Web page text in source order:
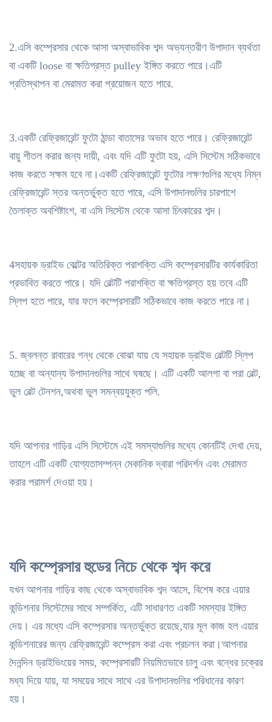
2.এসি কম্প্রেসার থেকে আসা অস্বাভাবিক শব্দ অভ্যন্তরীণ উপাদান ব্যর্থতা
বা একটি loose বা ক্ষতিগ্রস্ত pulley ইঙ্গিত করতে পারে।এটি
প্রতিস্থাপন বা মেরামত করা প্রয়োজন হতে পারে.
3.একটি রেফ্রিজারেন্ট ফুটো ঠান্ডা বাতাসের অভাব হতে পারে। রেফ্রিজারেন্ট
বায়ু শীতল করার জন্য দায়ী, এবং যদি এটি ফুটো হয়, এসি সিস্টেম সঠিকভাবে
কাজ করতে সক্ষম হবে না।একটি রেফ্রিজারেন্ট ফুটোর লক্ষণগুলির মধ্যে নিম্ন
রেফ্রিজারেন্ট স্তর অন্তর্ভুক্ত হতে পারে, এসি উপাদানগুলির চারপাশে
তৈলাক্ত অবশিষ্টাংশ, বা এসি সিস্টেম থেকে আসা চিৎকারের শব্দ।
4সহায়ক ড্রাইভ বেল্টের অতিরিক্ত পরাশক্তি এসি কম্প্রেসারটির কার্যকারিতা
প্রভাবিত করতে পারে। যদি বেল্টটি পরাশক্তি বা ক্ষতিগ্রস্ত হয় তবে এটি
স্লিপ হতে পারে, যার ফলে কম্প্রেসারটি সঠিকভাবে কাজ করতে পারে না।
5. জ্বলন্ত রাবারের গন্ধ থেকে বোঝা যায় যে সহায়ক ড্রাইভ বেল্টটি স্লিপ
হচ্ছে বা অন্যান্য উপাদানগুলির সাথে ঘষছে। এটি একটি আলগা বা পরা বেল্ট,
ভুল বেল্ট টেনশন,অথবা ভুল সমন্বয়যুক্ত পলি.
যদি আপনার গাড়ির এসি সিস্টেমে এই সমস্যাগুলির মধ্যে কোনটিই দেখা দেয়,
তাহলে এটি একটি যোগ্যতাসম্পন্ন মেকানিক দ্বারা পরিদর্শন এবং মেরামত
করার পরামর্শ দেওয়া হয়।
যদি কম্প্রেসার হুডের নিচে থেকে শব্দ করে
যখন আপনার গাড়ির কাছ থেকে অস্বাভাবিক শব্দ আসে, বিশেষ করে এয়ার
কন্ডিশনার সিস্টেমের সাথে সম্পর্কিত, এটি সাধারণত একটি সমস্যার ইঙ্গিত
দেয়। এর মধ্যে এসি কম্প্রেসার অন্তর্ভুক্ত রয়েছে,যার মূল কাজ হল এয়ার
কন্ডিশনারের জন্য রেফ্রিজারেন্ট কম্প্রেস করা এবং প্রচলন করা।আপনার
দৈনন্দিন ড্রাইভিংয়ের সময়, কম্প্রেসারটি নিয়মিতভাবে চালু এবং বন্ধের চক্রের
মধ্য দিয়ে যায়, যা সময়ের সাথে সাথে এর উপাদানগুলির পরিধানের কারণ
হয়।